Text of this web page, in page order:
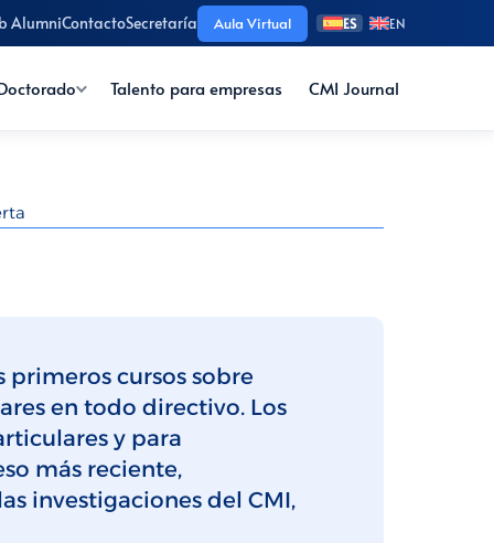
AlumniContactoSecretaría Aula Virtual ES EN
Talento para empresas CMI Journal
primeros cursos sobre
en todo directivo. Los
y para
más reciente,
investigaciones del CMI,